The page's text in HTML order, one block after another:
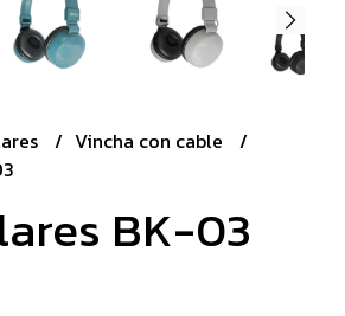
Vincha con cable
BK-03